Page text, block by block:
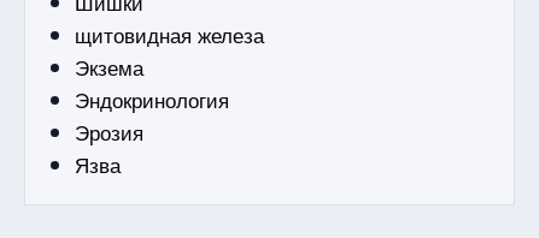
щитовидная железа
Экзема
Эндокринология
Эрозия
Язва